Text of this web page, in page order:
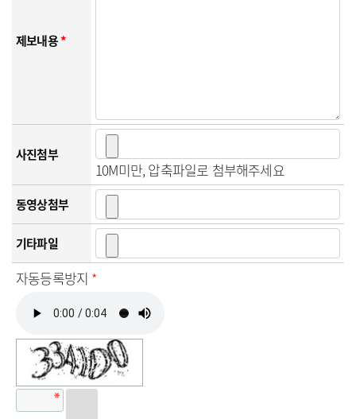
제보내용*
사진첨부
10M미만, 압축파일로 첨부해주세요
동영상첨부
기타파일
자동등록방지 *